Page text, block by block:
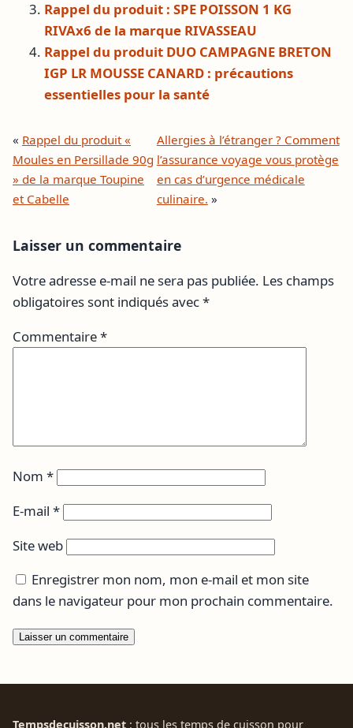
Rappel du produit : SPE POISSON 1 KG
RIVAx6 de la marque RIVASSEAU
Rappel du produit DUO CAMPAGNE BRETON
IGP LR MOUSSE CANARD : précautions
essentielles pour la santé
« Rappel du produit «
Moules en Persillade 90g
» de la marque Toupine
et Cabelle
Allergies à l’étranger ? Comment
l’assurance voyage vous protège
en cas d’urgence médicale
culinaire. »
Laisser un commentaire
Votre adresse e-mail ne sera pas publiée. Les champs
obligatoires sont indiqués avec*
Commentaire*
Nom *
E-mail *
Site web
Enregistrer mon nom, mon e-mail et mon site
dans le navigateur pour mon prochain commentaire.
Tempsdecuisson.net : tous les temps de cuisson pour